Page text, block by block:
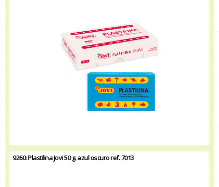
9260: Plastilina Jovi 50 g. azul oscuro ref. 7013